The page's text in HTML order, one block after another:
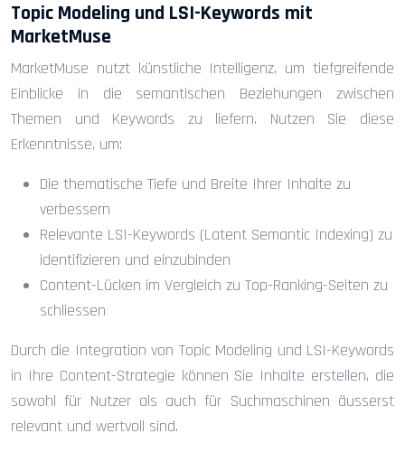
Topic Modeling und LSI-Keywords mit
MarketMuse
MarketMuse nutzt künstliche Intelligenz, um tiefgreifende
Einblicke in die semantischen Beziehungen zwischen
Themen und Keywords zu liefern. Nutzen Sie diese
Erkenntnisse, um:
Die thematische Tiefe und Breite Ihrer Inhalte zu
verbessern
Relevante LSI-Keywords (Latent Semantic Indexing) zu
identifizieren und einzubinden
Content-Lücken im Vergleich zu Top-Ranking-Seiten zu
schliessen
Durch die Integration von Topic Modeling und LSI-Keywords
in Ihre Content-Strategie können Sie Inhalte erstellen, die
sowohl für Nutzer als auch für Suchmaschinen äusserst
relevant und wertvoll sind.